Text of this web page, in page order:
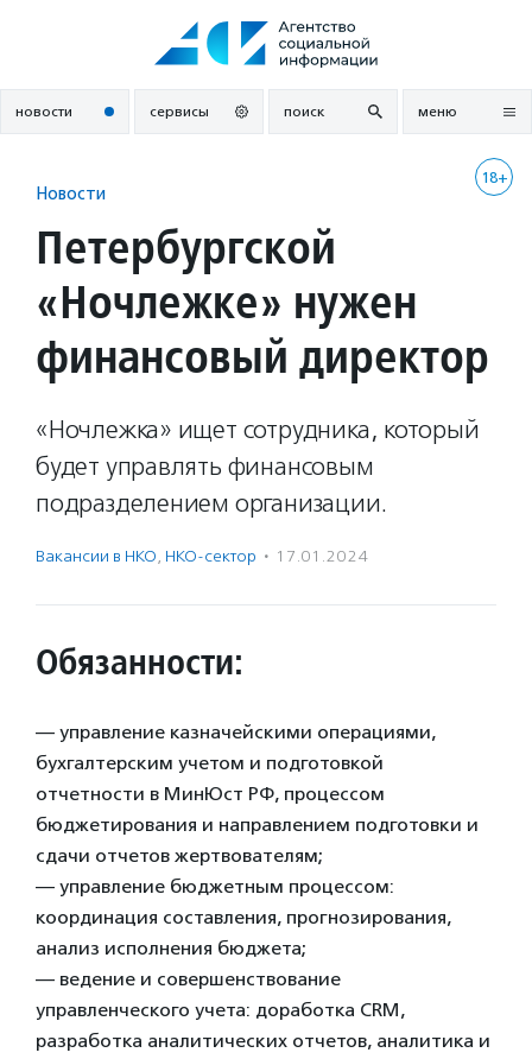
новости сервисы поиск меню
18+
Новости
Петербургской
«Ночлежке» нужен
финансовый директор
«Ночлежка» ищет сотрудника, который
будет управлять финансовым
подразделением организации.
Вакансии в НКО, НКО-сектор · 17.01.2024
Обязанности:
— управление казначейскими операциями,
бухгалтерским учетом и подготовкой
отчетности в МинЮст РФ, процессом
бюджетирования и направлением подготовки и
сдачи отчетов жертвователям;
— управление бюджетным процессом:
координация составления, прогнозирования,
анализ исполнения бюджета;
— ведение и совершенствование
управленческого учета: доработка CRM,
разработка аналитических отчетов, аналитика и